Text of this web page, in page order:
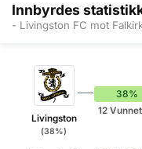
Innbyrdes
- Livingston FC mot
Livingston
(38%)
38%
12 Vunnet